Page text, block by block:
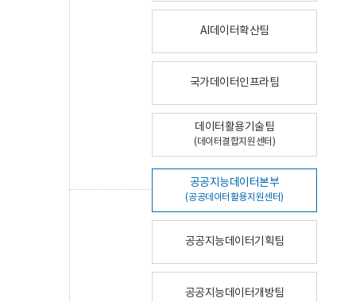
AI데이터확산팀
국가데이터인프라팀
데이터활용기술팀
(데이터결합지원센터)
공공지능데이터본부
(공공데이터활용지원센터)
공공지능데이터기획팀
공공지능데이터개방팀